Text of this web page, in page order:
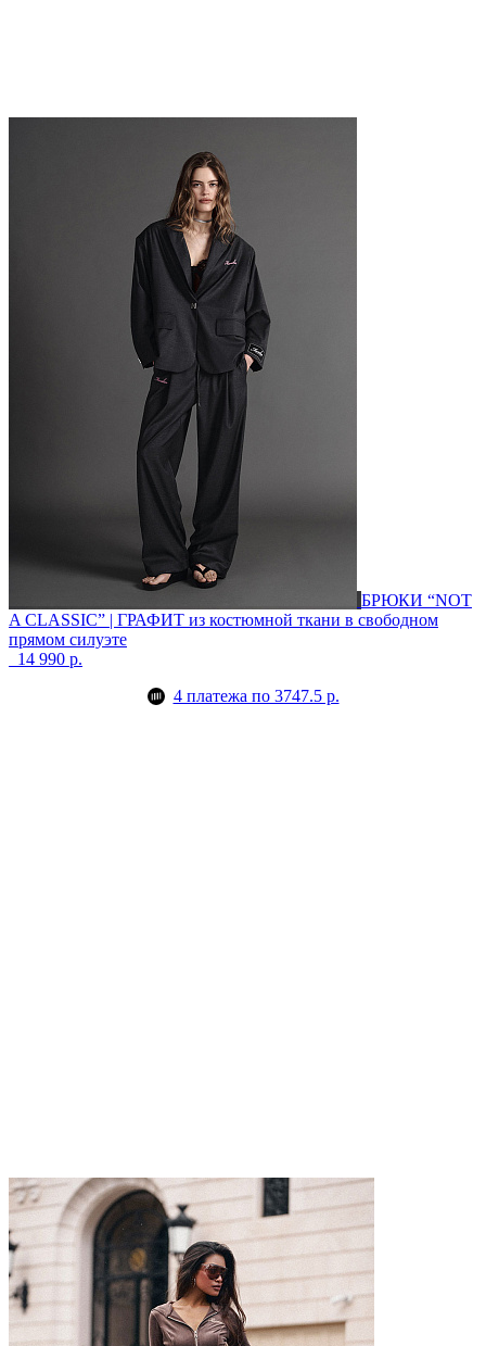
БРЮКИ “NOT
A CLASSIC” | ГРАФИТ из костюмной ткани в свободном
прямом силуэте
14 990 р.
4 платежа по 3747.5 р.